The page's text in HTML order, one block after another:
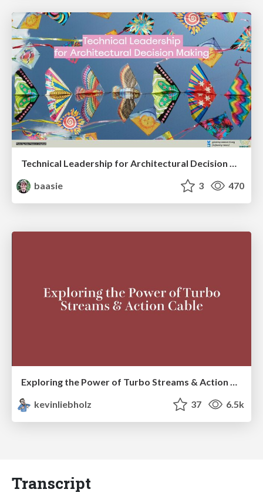
Technical Leadership for Architectural Decision Making
baasie
3 470
Exploring the Power of Turbo Streams & Action Cable | RailsConf2023
kevinliebholz
37 6.5k
Transcript